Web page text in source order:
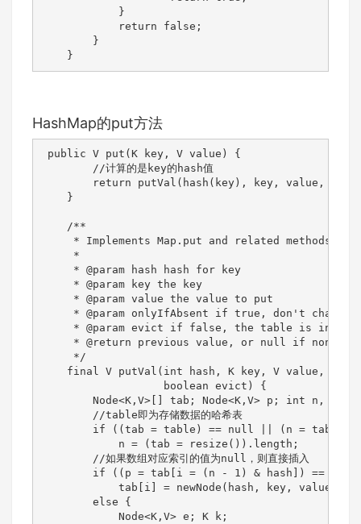
            }
            return false;
        }
    }
HashMap的put方法
public V put(K key, V value) {
        //计算的是key的hash值
return putVal(hash(key), key, value,
    }
    /**
     * Implements Map.put and related methods
     *
     * @param hash hash for key
     * @param key the key
     * @param value the value to put
* @param onlyIfAbsent if true, don't change
* @param evict if false, the table is in
     * @return previous value, or null if none
     */
final V putVal(int hash, K key, V value,
                   boolean evict) {
        Node<K,V>[] tab; Node<K,V> p; int n, i;
        //table即为存储数据的哈希表
if ((tab = table) == null || (n =
            n = (tab = resize()).length;
        //如果数组对应索引的值为null，则直接插入
if ((p = tab[i = (n - 1) & hash]) ==
tab[i] = newNode(hash, key, value,
        else {
            Node<K,V> e; K k;